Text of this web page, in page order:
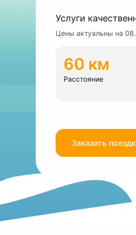
Услуги
Цены актуальны на
60 км
Расстояние
Заказать